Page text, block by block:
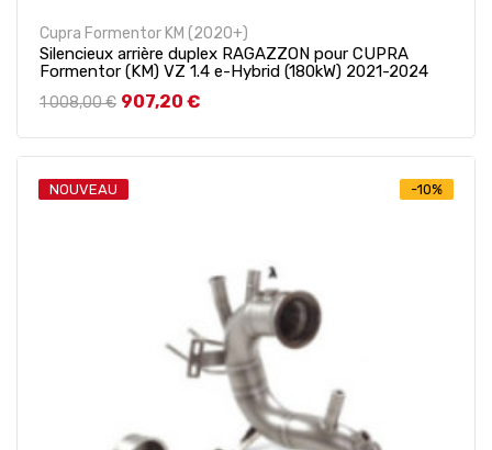
Cupra Formentor KM (2020+)
Silencieux arrière duplex RAGAZZON pour CUPRA
Formentor (KM) VZ 1.4 e-Hybrid (180kW) 2021-2024
Prix de base
1 008,00 € Prix
907,20 €
NOUVEAU -10%